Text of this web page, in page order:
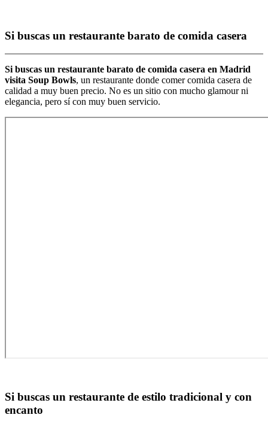
Si buscas un restaurante barato de comida casera
Si buscas un restaurante barato de comida casera en Madrid
visita Soup Bowls, un restaurante donde comer comida casera de
calidad a muy buen precio. No es un sitio con mucho glamour ni
elegancia, pero sí con muy buen servicio.
Si buscas un restaurante de estilo tradicional y con
encanto